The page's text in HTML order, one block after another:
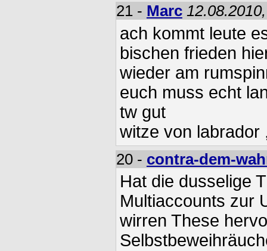
21 - Marc
ach kommt leute
bischen frieden
wieder am
euch muss echt
tw gut
witze von labrador
20 - contra-dem-
Hat die dusselige
Multiaccounts zur
wirren These